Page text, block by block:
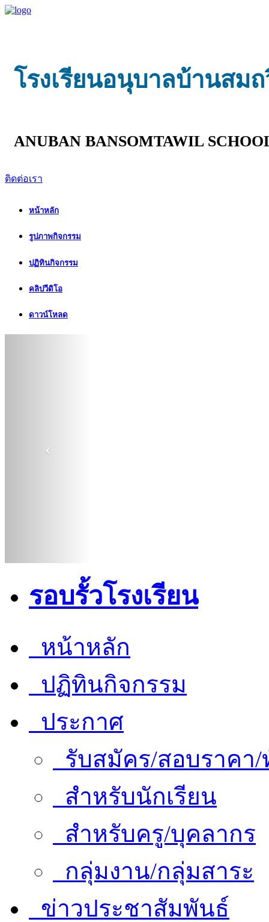
โรงเรียนอนุบาลบ้านสม
ANUBAN BANSOMTAWIL
ติดต่อเรา
หน้าหลัก
รูปภาพกิจกรรม
ปฏิทินกิจกรรม
คลิปวีดิโอ
ดาวน์โหลด
รอบรั้วโรงเรียน
หน้าหลัก
ปฏิทินกิจกรรม
ประกาศ
รับสมัคร/สอบราคา/
สำหรับนักเรียน
สำหรับครู/บุคลากร
กลุ่มงาน/กลุ่มสาระ
ข่าวประชาสัมพันธ์